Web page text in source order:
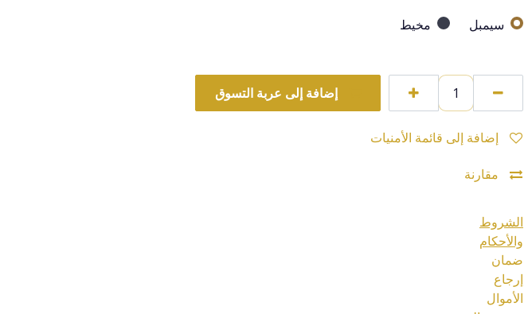
سيمبل مخيط
إضافة إلى عربة التسوق
مقارنة
الشروط
والأحكام
ضمان
إرجاع
الأموال